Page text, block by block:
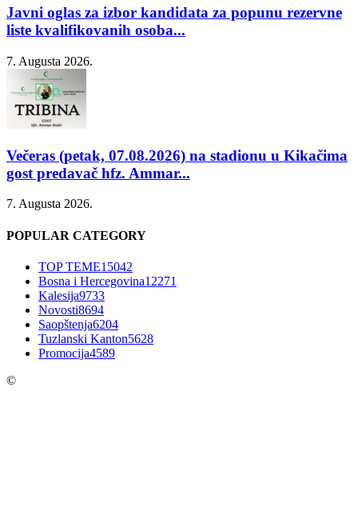
Javni oglas za izbor kandidata za popunu rezervne
liste kvalifikovanih osoba...
7. Augusta 2026.
Večeras (petak, 07.08.2026) na stadionu u Kikačima
gost predavač hfz. Ammar...
7. Augusta 2026.
POPULAR CATEGORY
TOP TEME15042
Bosna i Hercegovina12271
Kalesija9733
Novosti8694
Saopštenja6204
Tuzlanski Kanton5628
Promocija4589
©